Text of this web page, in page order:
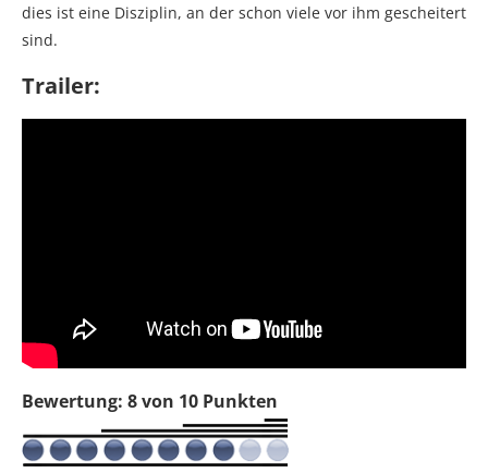
dies ist eine Disziplin, an der schon viele vor ihm gescheitert
sind.
Trailer:
Bewertung: 8 von 10 Punkten